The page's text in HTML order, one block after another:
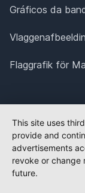
Gráficos da
Flaggrafik för
This site uses
provide and
advertisements
revoke or change
future.